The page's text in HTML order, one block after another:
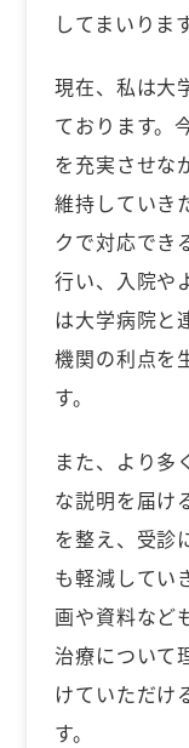
してまいります
現在、私は大
ております。
を充実させな
維持していき
クで対応でき
行い、入院や
は大学病院と
機関の利点を
す。
また、より多
な説明を届け
を整え、受診
も軽減してい
画や資料など
治療について
けていただけ
す。